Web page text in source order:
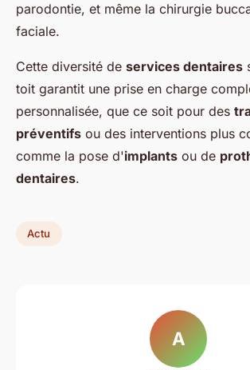
parodontie, et même la chirurgie
faciale.
Cette diversité de services dentaires
toit garantit une prise en charge
personnalisée, que ce soit pour des
préventifs ou des interventions plus
comme la pose d'implants ou de
dentaires.
Actu
A